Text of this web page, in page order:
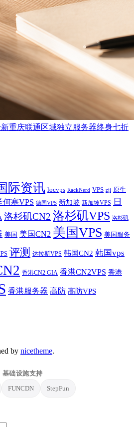
重庆联通区域独立服务器终身七折
际资讯 locvps RackNerd VPS zji 原生
何塞VPS 德国VPS 新加坡 新加坡VPS 日
洛杉矶CN2 洛杉矶VPS 洛杉矶
美国 美国CN2 美国VPS 美国服务
评测 达拉斯VPS 韩国CN2 韩国vps
香港CN2 GIA 香港CN2VPS 香港
香港服务器 高防 高防VPS
by nicetheme.
基础设施支持
FUNCDN StepFun